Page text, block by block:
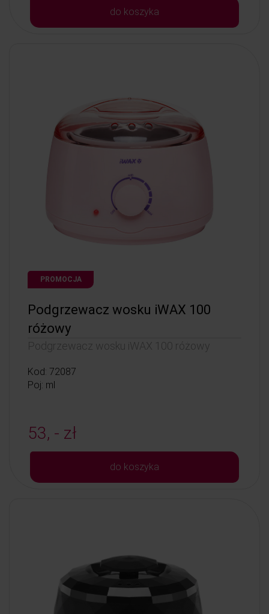
do koszyka
PROMOCJA
Podgrzewacz wosku iWAX 100
różowy
Podgrzewacz wosku iWAX 100 różowy
Kod: 72087
Poj: ml
53, - zł
do koszyka